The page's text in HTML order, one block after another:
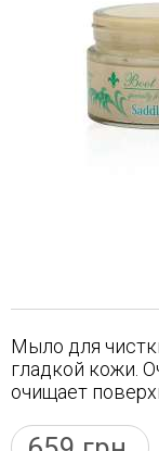
Мыло для
гладкой кожи.
очищает